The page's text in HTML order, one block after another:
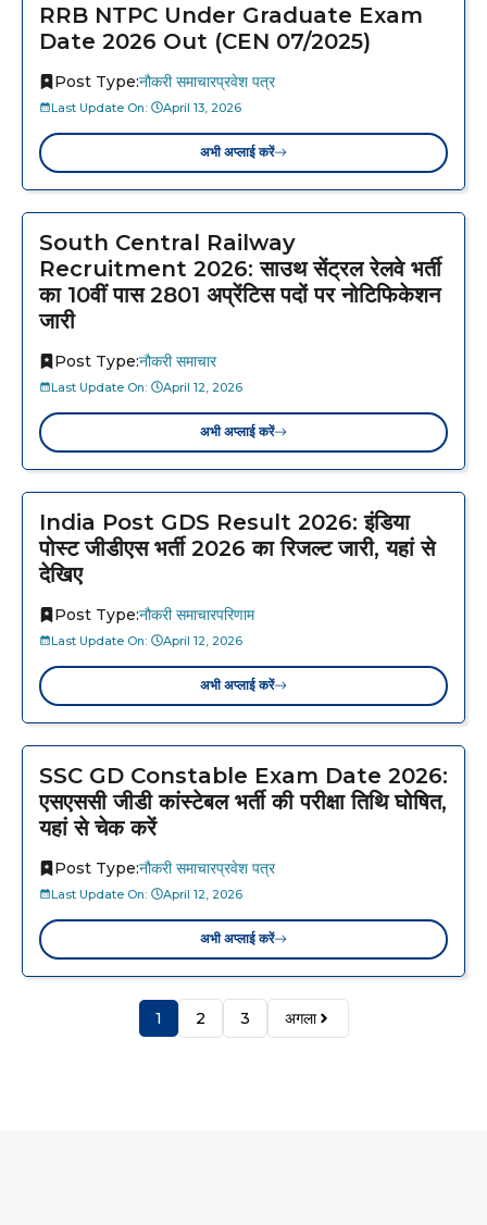
RRB NTPC Under Graduate Exam
Date 2026 Out (CEN 07/2025)
Post Type:नौकरी समाचारप्रवेश पत्र
Last Update On: April 13, 2026
अभी अप्लाई करें
South Central Railway
Recruitment 2026: साउथ सेंट्रल रेलवे भर्ती
का 10वीं पास 2801 अप्रेंटिस पदों पर नोटिफिकेशन
जारी
Post Type:नौकरी समाचार
Last Update On: April 12, 2026
अभी अप्लाई करें
India Post GDS Result 2026: इंडिया
पोस्ट जीडीएस भर्ती 2026 का रिजल्ट जारी, यहां से
देखिए
Post Type:नौकरी समाचारपरिणाम
Last Update On: April 12, 2026
अभी अप्लाई करें
SSC GD Constable Exam Date 2026:
एसएससी जीडी कांस्टेबल भर्ती की परीक्षा तिथि घोषित,
यहां से चेक करें
Post Type:नौकरी समाचारप्रवेश पत्र
Last Update On: April 12, 2026
अभी अप्लाई करें
1 2 3 अगला